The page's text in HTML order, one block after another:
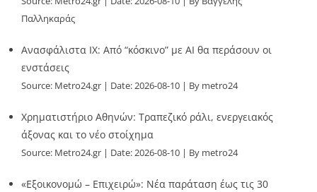
Παλληκαράς
Ανασφάλιστα ΙΧ: Από “κόσκινο” με AI θα περάσουν οι
ενστάσεις
Source: Metro24.gr Date: 2026-08-10 By metro24
Χρηματιστήριο Αθηνών: Τραπεζικό ράλι, ενεργειακός
άξονας και το νέο στοίχημα
Source: Metro24.gr Date: 2026-08-10 By metro24
«Εξοικονομώ – Επιχειρώ»: Νέα παράταση έως τις 30